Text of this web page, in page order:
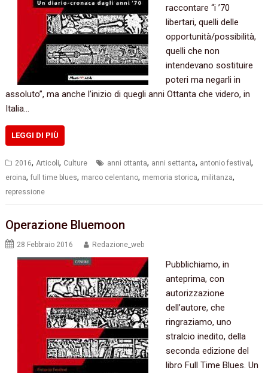
raccontare‭ “‬i‭ ’‬70‭
‬libertari,‭ ‬quelli delle
opportunità/possibilità,‭
‬quelli che non
intendevano sostituire
poteri ma negarli in
assoluto‭”‬,‭ ‬ma anche l’inizio di quegli anni Ottanta che videro,‭ ‬in
Italia…
LEGGI DI PIÙ
2016,Articoli, Culture anni ottanta, anni settanta, antonio festival,
eroina,full time blues, marco celentano, memoria storica, militanza,
repressione
Operazione Bluemoon
28 Febbraio 2016 Redazione_web
Pubblichiamo, in
anteprima, con
autorizzazione
dell’autore, che
ringraziamo, uno
stralcio inedito, della
seconda edizione del
libro Full Time Blues. Un